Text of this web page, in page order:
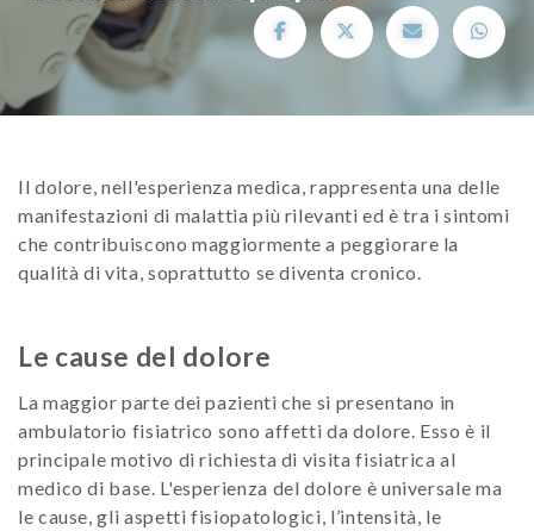
Il dolore, nell'esperienza medica, rappresenta una delle
manifestazioni di malattia più rilevanti ed è tra i sintomi
che contribuiscono maggiormente a peggiorare la
qualità di vita, soprattutto se diventa cronico.
Le cause del dolore
La maggior parte dei pazienti che si presentano in
ambulatorio fisiatrico sono affetti da dolore. Esso è il
principale motivo di richiesta di visita fisiatrica al
medico di base. L'esperienza del dolore è universale ma
le cause, gli aspetti fisiopatologici, l’intensità, le